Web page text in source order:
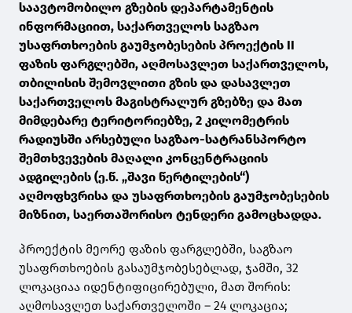
საავტომობილო გზების დეპარტამენტის
ინფორმაციით, საქართველოს საგზაო
უსაფრთხოების გაუმჯობესების პროექტის II
ფაზის ფარგლებში, აღმოსავლეთ საქართველოს,
თბილისის შემოვლითი გზის და დასავლეთ
საქართველოს მაგისტრალურ გზებზე და მათ
მიმდებარე ტერიტორიებზე, 2 კილომეტრის
რადიუსში არსებული საგზაო-სატრანსპორტო
შემთხვევების მაღალი კონცენტრაციის
ადგილების (ე.წ. „შავი წერტილების“)
აღმოფხვრისა და უსაფრთხოების გაუმჯობესების
მიზნით, საერთაშორისო ტენდერი გამოცხადდა.
პროექტის მეორე ფაზის ფარგლებში, საგზაო
უსაფრთხოების გასაუმჯობესებლად, ჯამში, 32
ლოკაციაა იდენტიფიცირებული, მათ შორის:
აღმოსავლეთ საქართველოში – 24 ლოკაცია;